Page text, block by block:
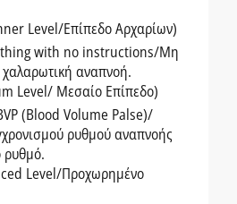
Level/Επίπεδο Αρχαρίων)
with no instructions/Μη
αναπνοή.
Level/ Μεσαίο Επίπεδο)
(Blood Volume Palse)/
ρυθμού αναπνοής
ρυθμό.
Level/Προχωρημένο